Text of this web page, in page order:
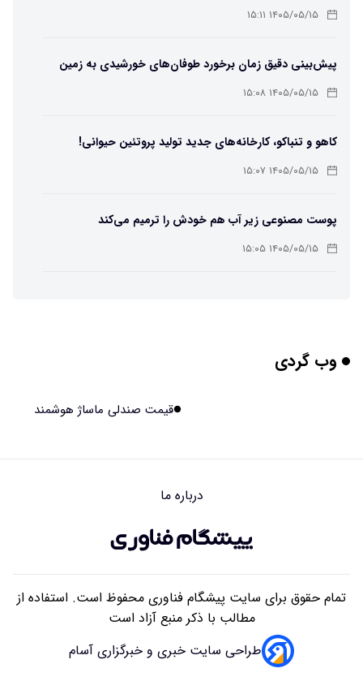
لامپ سنتنیال
۱۴۰۵/۰۵/۱۵ ۱۵:۱۱
پیش‌بینی دقیق زمان برخورد طوفان‌های خورشیدی به زمین
ممکن شد
۱۴۰۵/۰۵/۱۵ ۱۵:۰۸
کاهو و تنباکو، کارخانه‌های جدید تولید پروتئین حیوانی!
۱۴۰۵/۰۵/۱۵ ۱۵:۰۷
پوست مصنوعی زیر آب هم خودش را ترمیم می‌کند
۱۴۰۵/۰۵/۱۵ ۱۵:۰۵
برنج فضایی چین به مرحله برداشت رسید
ایرانی‌ها چقدر از هوش مصنوعی استفاده می‌کنند؟
وب گردی
قیمت صندلی ماساژ هوشمند
درباره ما
تمام حقوق برای سایت پیشگام فناوری محفوظ است. استفاده از
مطالب با ذکر منبع آزاد است
طراحی سایت خبری و خبرگزاری آسام